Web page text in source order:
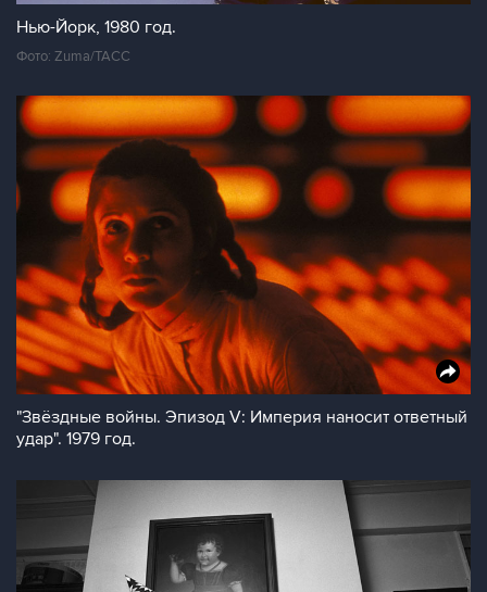
Нью-Йорк, 1980 год.
Фото: Zuma/ТАСС
"Звёздные войны. Эпизод V: Империя наносит ответный
удар". 1979 год.